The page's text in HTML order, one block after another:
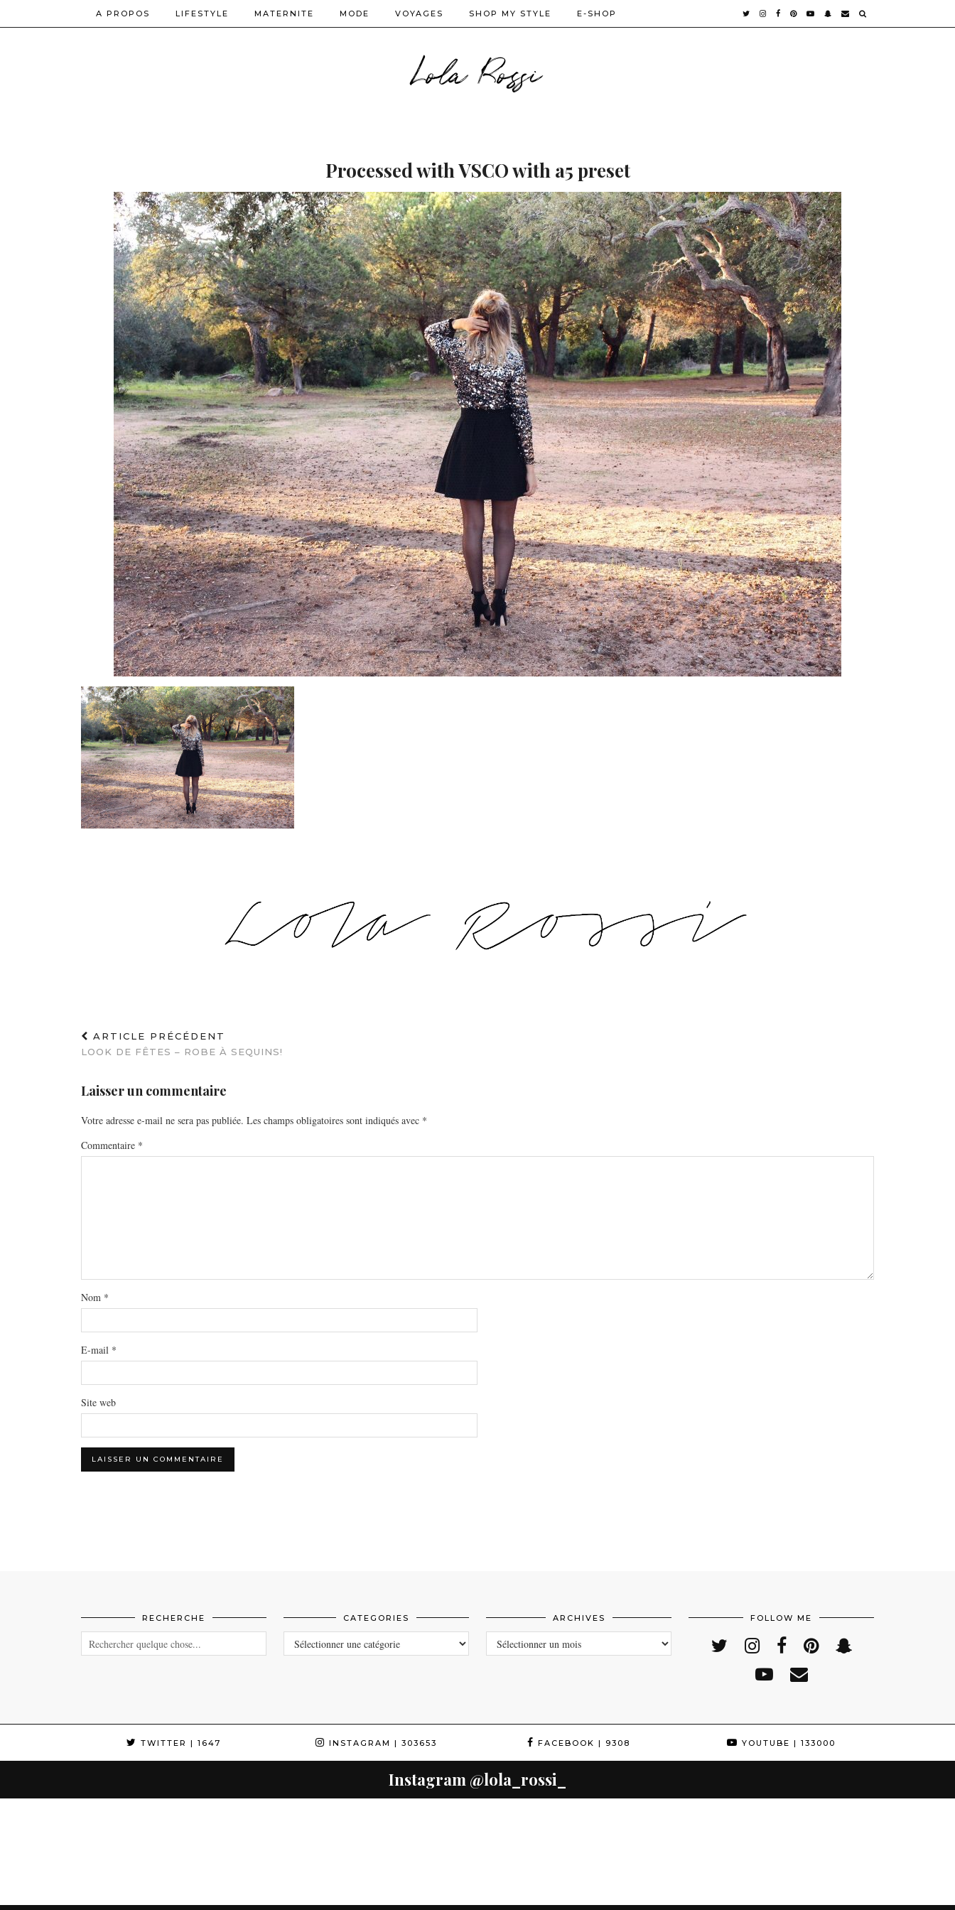
Lola Rossi
A PROPOS LIFESTYLE MATERNITE MODE VOYAGES SHOP MY STYLE E-SHOP
Processed with VSCO with a5 preset
ARTICLE PRÉCÉDENT
LOOK DE FÊTES – ROBE À SEQUINS!
Laisser un commentaire
Votre adresse e-mail ne sera pas publiée. Les champs obligatoires sont indiqués avec *
Commentaire *
Nom *
E-mail *
Site web
RECHERCHE CATEGORIES
CATEGORIES
ARCHIVES
ARCHIVES
FOLLOW ME
TWITTER | 1647 INSTAGRAM | 303653 FACEBOOK | 9308 YOUTUBE | 133000
Instagram @lola_rossi_